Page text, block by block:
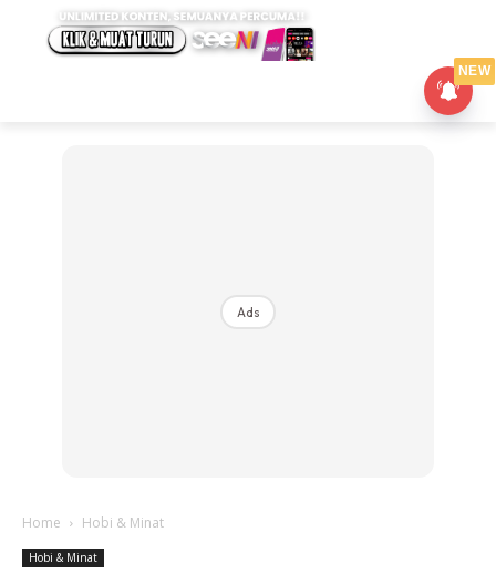
Ads
Home Hobi & Minat
Hobi & Minat
NEW